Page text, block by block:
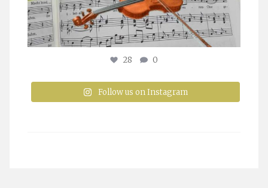
28 0
Follow us on Instagram